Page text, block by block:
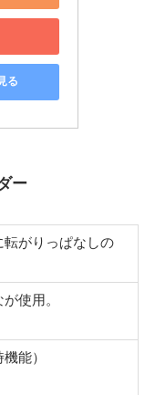
る
ー
がりっぱなしの
使用。
能）